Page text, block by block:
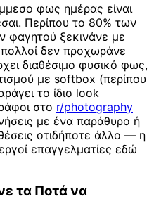
φως ημέρας είναι
Περίπου το 80% των
ξεκινάνε με
δεν προχωράνε
διαθέσιμο φυσικό φως,
με softbox (περίπου
το ίδιο look
στο r/photography
με ένα παράθυρο ή
οτιδήποτε άλλο — η
επαγγελματίες εδώ
τα Ποτά να